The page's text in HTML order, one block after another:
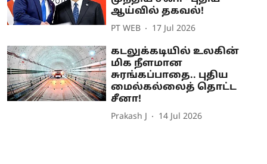
ஆய்வில் தகவல்!
PT WEB 17 Jul 2026
கடலுக்கடியில் உலகின்
மிக நீளமான
சுரங்கப்பாதை.. புதிய
மைல்கல்லைத் தொட்ட
சீனா!
Prakash J 14 Jul 2026